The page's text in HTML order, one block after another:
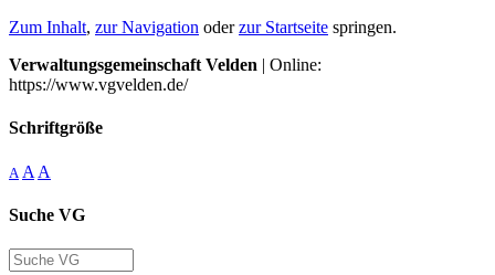
Zum Inhalt, zur Navigation oderzur Startseite springen.
Verwaltungsgemeinschaft Velden | Online:
https://www.vgvelden.de/
Schriftgröße
A A A
Suche VG